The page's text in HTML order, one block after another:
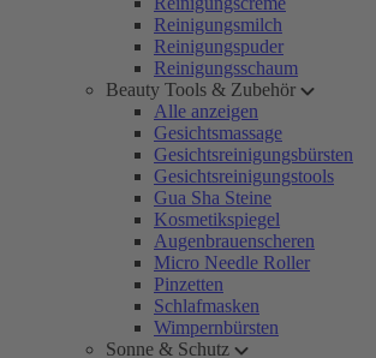
Reinigungsmilch
Reinigungspuder
Reinigungsschaum
Beauty Tools & Zubehör
Alle anzeigen
Gesichtsmassage
Gesichtsreinigungsbürsten
Gesichtsreinigungstools
Gua Sha Steine
Kosmetikspiegel
Augenbrauenscheren
Micro Needle Roller
Pinzetten
Schlafmasken
Wimpernbürsten
Sonne & Schutz